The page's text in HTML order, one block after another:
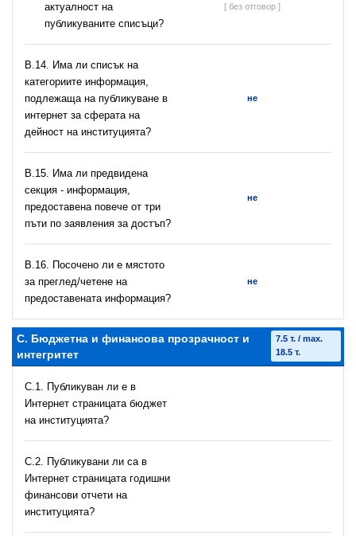
актуалност на
публикуваните списъци?
[ без отговор ]
В.14. Има ли списък на
категориите информация,
подлежаща на публикуване в
интернет за сферата на
дейност на институцията?
не
В.15. Има ли предвидена
секция - информация,
предоставена повече от три
пъти по заявления за достъп?
не
В.16. Посочено ли е мястото
за преглед/четене на
предоставената информация?
не
C. Бюджетна и финансова прозрачност и
интегритет
7.5 т. / max.
18.5 т.
C.1. Публикуван ли е в
Интернет страницата бюджет
на институцията?
C.2. Публикувани ли са в
Интернет страницата годишни
финансови отчети на
институцията?